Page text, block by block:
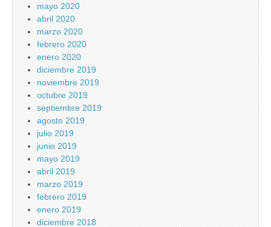
mayo 2020
abril 2020
marzo 2020
febrero 2020
enero 2020
diciembre 2019
noviembre 2019
octubre 2019
septiembre 2019
agosto 2019
julio 2019
junio 2019
mayo 2019
abril 2019
marzo 2019
febrero 2019
enero 2019
diciembre 2018